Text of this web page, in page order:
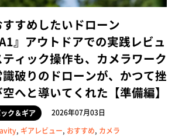
すめしたいドローン
』アウトドアでの実践レビュ
ィック操作も、カメラワーク
破りのドローンが、かつて挫
へと導いてくれた【準備編】
ク＆ギア
2026年07月03日
, ギアレビュー, おすすめ, カメラ